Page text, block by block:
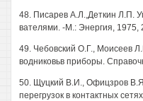
48. Писарев А.Л.,Деткин Л.П.
вателями. -М.: Энергия, 1975,
49. Чебовский О.Г., Моисеев
водниковьв приборы.
50. Щуцкий В.И., Офицзров
перегрузок в контактных